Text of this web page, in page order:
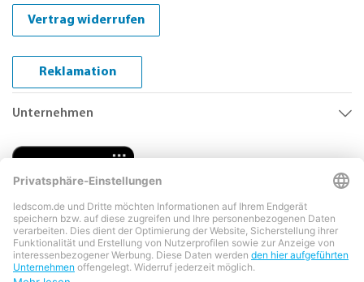
Vertrag widerrufen
Reklamation
Unternehmen